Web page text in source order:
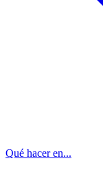
Qué hacer en...